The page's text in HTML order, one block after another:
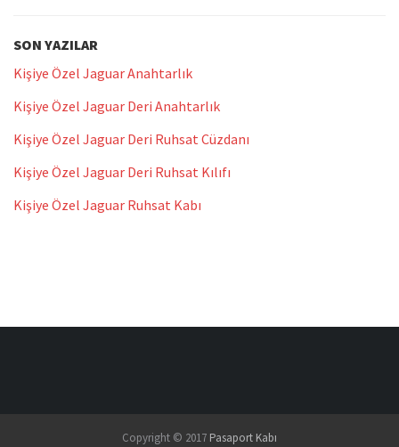
SON YAZILAR
Kişiye Özel Jaguar Anahtarlık
Kişiye Özel Jaguar Deri Anahtarlık
Kişiye Özel Jaguar Deri Ruhsat Cüzdanı
Kişiye Özel Jaguar Deri Ruhsat Kılıfı
Kişiye Özel Jaguar Ruhsat Kabı
Copyright © 2017 Pasaport Kabı